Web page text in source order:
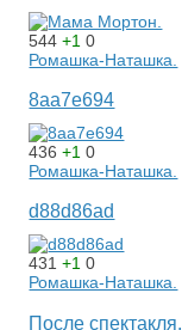
544+10
Ромашка-Наташка.
8aa7e694
436+10
Ромашка-Наташка.
d88d86ad
431+10
Ромашка-Наташка.
После спектакля.